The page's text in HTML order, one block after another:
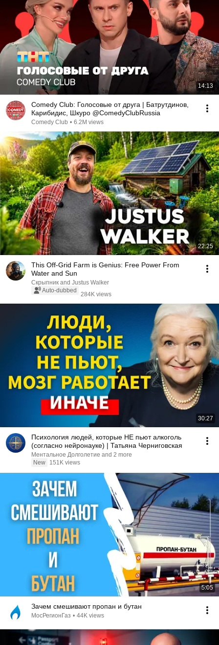
14:13
Comedy Club: Голосовые от друга | Батрутдинов,
Карибидис, Шкуро @ComedyClubRussia
Comedy Club • 6.2M views
22:25
This Off-Grid Farm is Genius: Free Power From
Water and Sun
Скрыпник and Justus Walker
Auto-dubbed
284K views
30:27
Психология людей, которые НЕ пьют алкоголь
(согласно нейронауке) | Татьяна Черниговская
Ментальное Долголетие and 2 more
New
151K views
5:05
Зачем смешивают пропан и бутан
МосРегионГаз • 44K views